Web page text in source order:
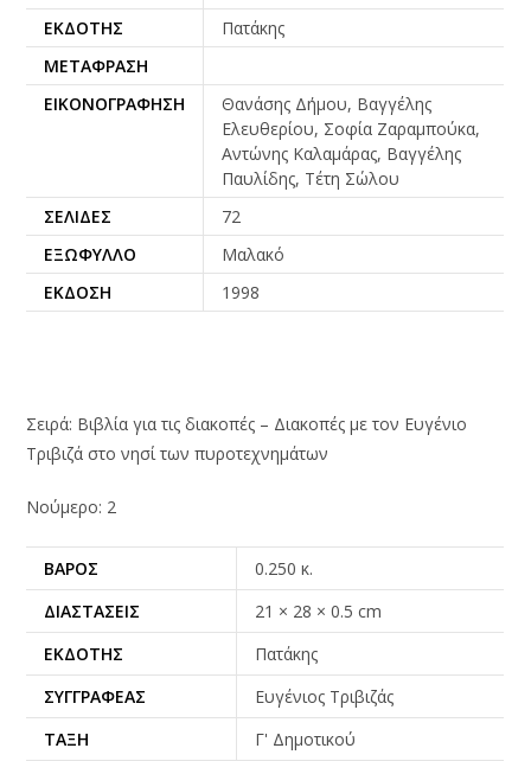
ΕΚΔΌΤΗΣ
Πατάκης
ΜΕΤΆΦΡΑΣΗ
ΕΙΚΟΝΟΓΡΆΦΗΣΗ
Θανάσης Δήμου, Βαγγέλης
Ελευθερίου, Σοφία Ζαραμπούκα,
Αντώνης Καλαμάρας, Βαγγέλης
Παυλίδης, Τέτη Σώλου
ΣΕΛΊΔΕΣ
72
ΕΞΏΦΥΛΛΟ
Μαλακό
ΈΚΔΟΣΗ
1998
Σειρά: Βιβλία για τις διακοπές – Διακοπές με τον Ευγένιο
Τριβιζά στο νησί των πυροτεχνημάτων
Νούμερο: 2
ΒΆΡΟΣ
0.250 κ.
ΔΙΑΣΤΆΣΕΙΣ
21 × 28 × 0.5 cm
ΕΚΔΌΤΗΣ
Πατάκης
ΣΥΓΓΡΑΦΈΑΣ
Ευγένιος Τριβιζάς
ΤΆΞΗ
Γ' Δημοτικού